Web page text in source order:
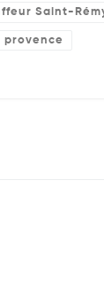
Saint-
provence